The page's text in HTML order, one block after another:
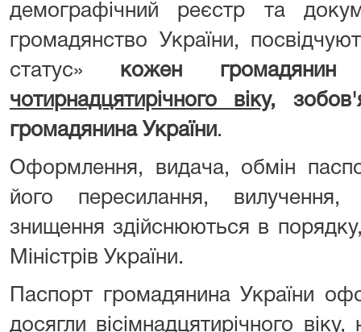
демографічний реєстр та
громадянство України,
статус» кожен
чотирнадцятирічного віку,
громадянина України.
Оформлення, видача, обмін
його пересилання,
знищення здійснюються в
Міністрів України.
Паспорт громадянина України
досягли вісімнадцятирічного